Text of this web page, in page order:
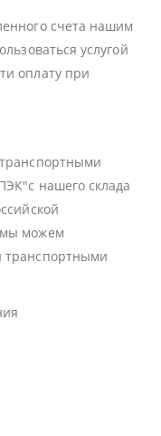
счета нашим
услугой
оплату при
нашего склада
можем
транспортными